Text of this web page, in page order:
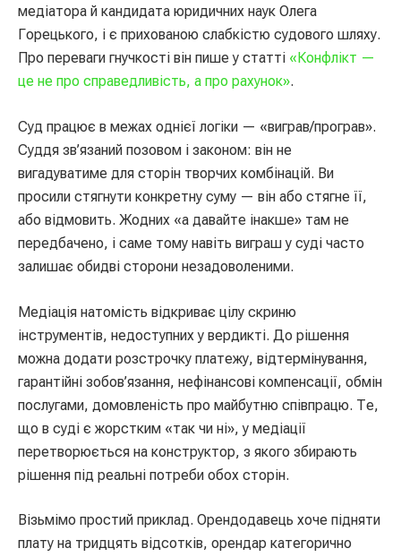
медіатора й кандидата юридичних наук Олега
Горецького, і є прихованою слабкістю судового шляху.
Про переваги гнучкості він пише у статті «Конфлікт —
це не про справедливість, а про рахунок».
Суд працює в межах однієї логіки — «виграв/програв».
Суддя зв’язаний позовом і законом: він не
вигадуватиме для сторін творчих комбінацій. Ви
просили стягнути конкретну суму — він або стягне її,
або відмовить. Жодних «а давайте інакше» там не
передбачено, і саме тому навіть виграш у суді часто
залишає обидві сторони незадоволеними.
Медіація натомість відкриває цілу скриню
інструментів, недоступних у вердикті. До рішення
можна додати розстрочку платежу, відтермінування,
гарантійні зобов’язання, нефінансові компенсації, обмін
послугами, домовленість про майбутню співпрацю. Те,
що в суді є жорстким «так чи ні», у медіації
перетворюється на конструктор, з якого збирають
рішення під реальні потреби обох сторін.
Візьмімо простий приклад. Орендодавець хоче підняти
плату на тридцять відсотків, орендар категорично